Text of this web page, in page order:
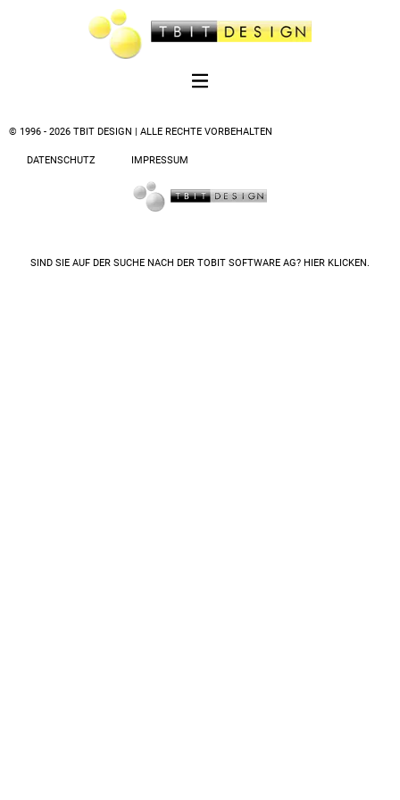
© 1996 - 2026 TBIT DESIGN | ALLE RECHTE VORBEHALTEN
DATENSCHUTZ IMPRESSUM
SIND SIE AUF DER SUCHE NACH DER TOBIT SOFTWARE AG? HIER KLICKEN.